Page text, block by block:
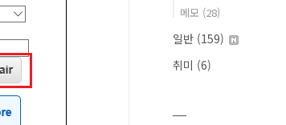
메모 (28)
일반 (159)
취미 (6)